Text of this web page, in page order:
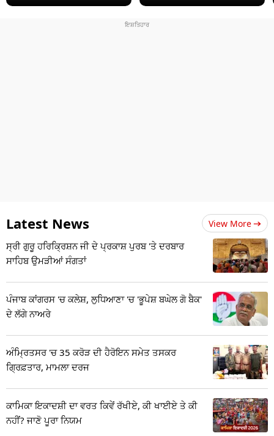
Latest News View More
ਸ੍ਰੀ ਗੁਰੂ ਹਰਿਕ੍ਰਿਸ਼ਨ ਜੀ ਦੇ ਪ੍ਰਕਾਸ਼ ਪੁਰਬ 'ਤੇ ਦਰਬਾਰ
ਸਾਹਿਬ ਉਮੜੀਆਂ ਸੰਗਤਾਂ
ਪੰਜਾਬ ਕਾਂਗਰਸ 'ਚ ਕਲੇਸ਼, ਲੁਧਿਆਣਾ 'ਚ 'ਭੂਪੇਸ਼ ਬਘੇਲ ਗੋ ਬੈਕ'
ਦੇ ਲੱਗੇ ਨਾਅਰੇ
ਅੰਮ੍ਰਿਤਸਰ 'ਚ 35 ਕਰੋੜ ਦੀ ਹੈਰੋਇਨ ਸਮੇਤ ਤਸਕਰ
ਗ੍ਰਿਫ਼ਤਾਰ, ਮਾਮਲਾ ਦਰਜ
ਕਾਮਿਕਾ ਇਕਾਦਸ਼ੀ ਦਾ ਵਰਤ ਕਿਵੇਂ ਰੱਖੀਏ, ਕੀ ਖਾਈਏ ਤੇ ਕੀ
ਨਹੀਂ? ਜਾਣੋ ਪੂਰਾ ਨਿਯਮ